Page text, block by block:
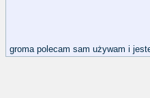
groma polecam sam używam i